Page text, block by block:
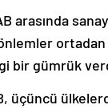
arasında
ortadan
bir gümrük
üçüncü